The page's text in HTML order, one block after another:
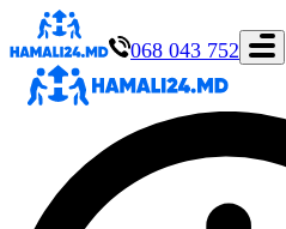
068 043 752